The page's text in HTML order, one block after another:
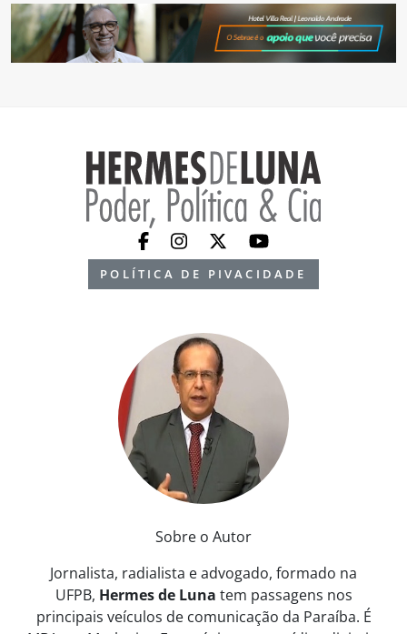
POLÍTICA DE PIVACIDADE
Sobre o Autor
Jornalista, radialista e advogado, formado na
UFPB, Hermes de Luna tem passagens nos
principais veículos de comunicação da Paraíba. É